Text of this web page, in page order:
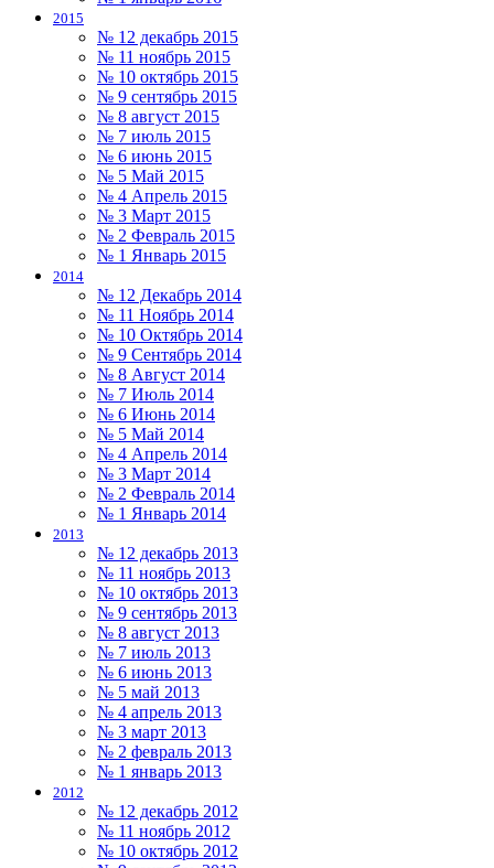
2015
№ 12 декабрь 2015
№ 11 ноябрь 2015
№ 10 октябрь 2015
№ 9 сентябрь 2015
№ 8 август 2015
№ 7 июль 2015
№ 6 июнь 2015
№ 5 Май 2015
№ 4 Апрель 2015
№ 3 Март 2015
№ 2 Февраль 2015
№ 1 Январь 2015
2014
№ 12 Декабрь 2014
№ 11 Ноябрь 2014
№ 10 Октябрь 2014
№ 9 Сентябрь 2014
№ 8 Август 2014
№ 7 Июль 2014
№ 6 Июнь 2014
№ 5 Май 2014
№ 4 Апрель 2014
№ 3 Март 2014
№ 2 Февраль 2014
№ 1 Январь 2014
2013
№ 12 декабрь 2013
№ 11 ноябрь 2013
№ 10 октябрь 2013
№ 9 сентябрь 2013
№ 8 август 2013
№ 7 июль 2013
№ 6 июнь 2013
№ 5 май 2013
№ 4 апрель 2013
№ 3 март 2013
№ 2 февраль 2013
№ 1 январь 2013
2012
№ 12 декабрь 2012
№ 11 ноябрь 2012
№ 10 октябрь 2012